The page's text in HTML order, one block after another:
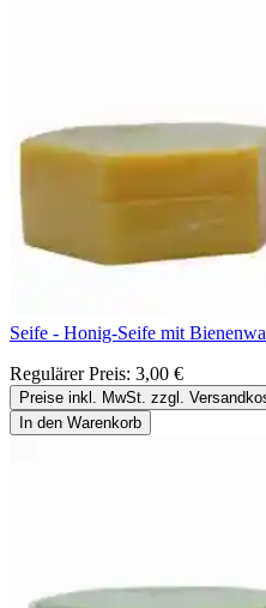
Seife - Honig-Seife mit
Regulärer Preis: 3,00 €
Preise inkl. MwSt. zzgl.
In den Warenkorb